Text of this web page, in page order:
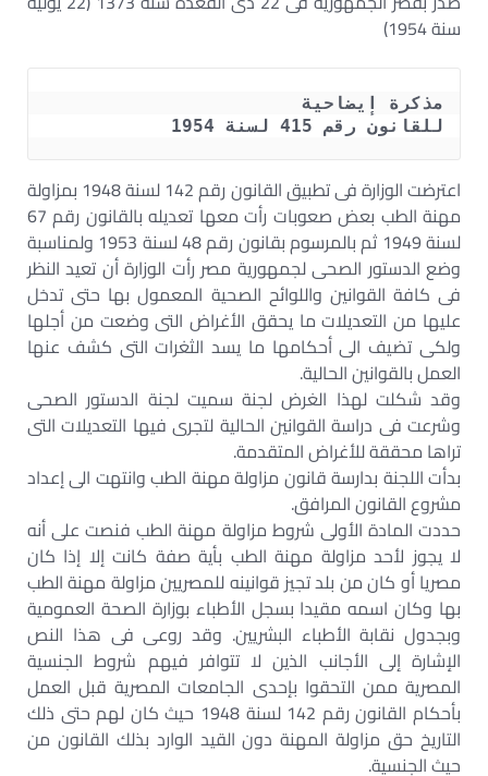
سنة 1954)
للقانون رقم 415 لسنة 1954
اعترضت الوزارة فى تطبيق القانون رقم 142 لسنة 1948 بمزاولة
مهنة الطب بعض صعوبات رأت معها تعديله بالقانون رقم 67
لسنة 1949 ثم بالمرسوم بقانون رقم 48 لسنة 1953 ولمناسبة
وضع الدستور الصحى لجمهورية مصر رأت الوزارة أن تعيد النظر
فى كافة القوانين واللوائح الصحية المعمول بها حتى تدخل
عليها من التعديلات ما يحقق الأغراض التى وضعت من أجلها
ولكى تضيف الى أحكامها ما يسد الثغرات التى كشف عنها
العمل بالقوانين الحالية.
وقد شكلت لهذا الغرض لجنة سميت لجنة الدستور الصحى
وشرعت فى دراسة القوانين الحالية لتجرى فيها التعديلات التى
تراها محققة للأغراض المتقدمة.
بدأت اللجنة بدارسة قانون مزاولة مهنة الطب وانتهت الى إعداد
مشروع القانون المرافق.
حددت المادة الأولى شروط مزاولة مهنة الطب فنصت على أنه
لا يجوز لأحد مزاولة مهنة الطب بأية صفة كانت إلا إذا كان
مصريا أو كان من بلد تجيز قوانينه للمصريين مزاولة مهنة الطب
بها وكان اسمه مقيدا بسجل الأطباء بوزارة الصحة العمومية
وبجدول نقابة الأطباء البشريين. وقد روعى فى هذا النص
الإشارة إلى الأجانب الذين لا تتوافر فيهم شروط الجنسية
المصرية ممن التحقوا بإحدى الجامعات المصرية قبل العمل
بأحكام القانون رقم 142 لسنة 1948 حيث كان لهم حتى ذلك
التاريخ حق مزاولة المهنة دون القيد الوارد بذلك القانون من
حيث الجنسية.